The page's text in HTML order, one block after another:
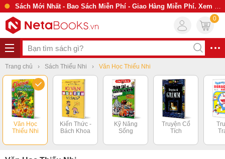
Sách Mới Nhất - Bao Sách Miễn Phí - Giao Hàng Miễn Phí. Xem Ngay
0
Trang chủ Sách Thiếu Nhi Văn Học Thiếu Nhi
Văn Học
Thiếu Nhi
Kiến Thức -
Bách Khoa
Kỹ Năng
Sống
Truyện Cổ
Tích